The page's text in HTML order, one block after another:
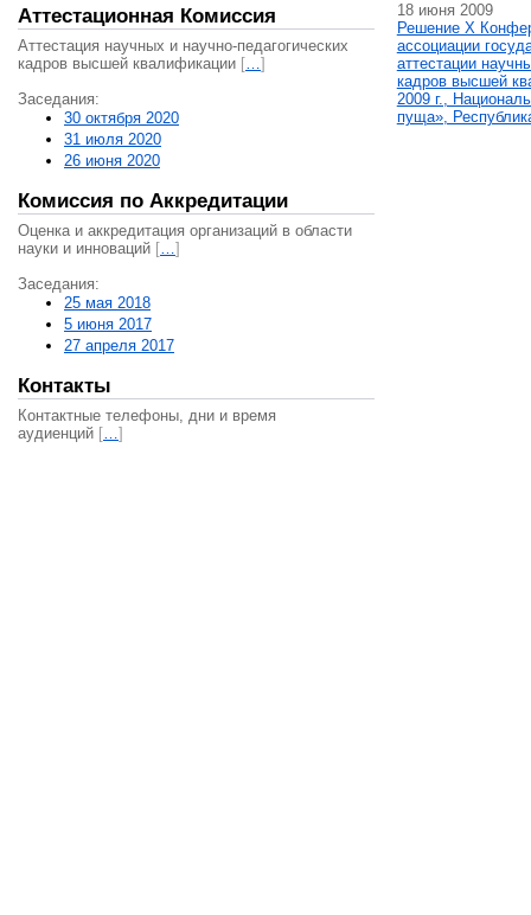
Аттестационная Комиссия
Аттестация научных и научно-педагогических
кадров высшей квалификации […]
Заседания:
30 октября 2020
31 июля 2020
26 июня 2020
Комиссия по Аккредитации
Оценка и аккредитация организаций в области
науки и инноваций […]
Заседания:
25 мая 2018
5 июня 2017
27 апреля 2017
Контакты
Контактные телефоны, дни и время
аудиенций […]
18 июня 2009
Решение X
ассоциации
аттестации
кадров высшей
2009 г.,
пуща»,